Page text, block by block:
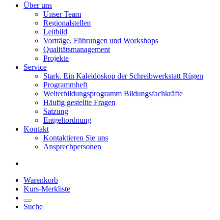
Über uns
Unser Team
Regionalstellen
Leitbild
Vorträge, Führungen und Workshops
Qualitätsmanagement
Projekte
Service
Stark. Ein Kaleidoskop der Schreibwerkstatt Rügen
Programmheft
Weiterbildungsprogramm Bildungsfachkräfte
Häufig gestellte Fragen
Satzung
Entgeltordnung
Kontakt
Kontaktieren Sie uns
Ansprechpersonen
Warenkorb
Kurs-Merkliste
Suche